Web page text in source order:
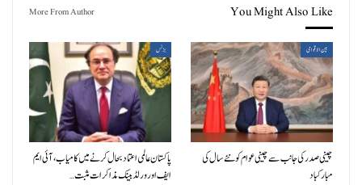
You Might Also Like
More From Author
بین الاقوامی
چینی صدر کی جانب سے چینی عوام کو نئے سال کی
مبارکباد
بزنس
پاکستان عالمی اعتماد بحال کرنے میں کامیاب، آئی ایم
ایف اور ورلڈ بینک مذاکرات مثبت…